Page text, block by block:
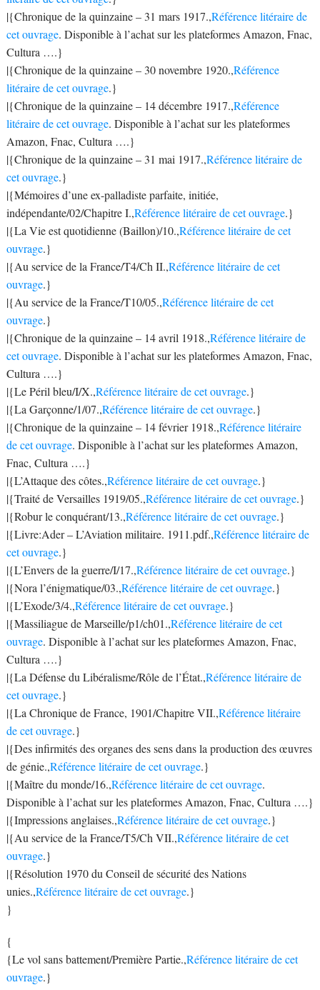
|{Chronique de la quinzaine – 31 mars 1917.,Référence litéraire de
cet ouvrage. Disponible à l’achat sur les plateformes Amazon, Fnac,
Cultura ….}
|{Chronique de la quinzaine – 30 novembre 1920.,Référence
litéraire de cet ouvrage.}
|{Chronique de la quinzaine – 14 décembre 1917.,Référence
litéraire de cet ouvrage. Disponible à l’achat sur les plateformes
Amazon, Fnac, Cultura ….}
|{Chronique de la quinzaine – 31 mai 1917.,Référence litéraire de
cet ouvrage.}
|{Mémoires d’une ex-palladiste parfaite, initiée,
indépendante/02/Chapitre I.,Référence litéraire de cet ouvrage.}
|{La Vie est quotidienne (Baillon)/10.,Référence litéraire de cet
ouvrage.}
|{Au service de la France/T4/Ch II.,Référence litéraire de cet
ouvrage.}
|{Au service de la France/T10/05.,Référence litéraire de cet
ouvrage.}
|{Chronique de la quinzaine – 14 avril 1918.,Référence litéraire de
cet ouvrage. Disponible à l’achat sur les plateformes Amazon, Fnac,
Cultura ….}
|{Le Péril bleu/I/X.,Référence litéraire de cet ouvrage.}
|{La Garçonne/1/07.,Référence litéraire de cet ouvrage.}
|{Chronique de la quinzaine – 14 février 1918.,Référence litéraire
de cet ouvrage. Disponible à l’achat sur les plateformes Amazon,
Fnac, Cultura ….}
|{L’Attaque des côtes.,Référence litéraire de cet ouvrage.}
|{Traité de Versailles 1919/05.,Référence litéraire de cet ouvrage.}
|{Robur le conquérant/13.,Référence litéraire de cet ouvrage.}
|{Livre:Ader – L’Aviation militaire. 1911.pdf.,Référence litéraire de
cet ouvrage.}
|{L’Envers de la guerre/I/17.,Référence litéraire de cet ouvrage.}
|{Nora l’énigmatique/03.,Référence litéraire de cet ouvrage.}
|{L’Exode/3/4.,Référence litéraire de cet ouvrage.}
|{Massiliague de Marseille/p1/ch01.,Référence litéraire de cet
ouvrage. Disponible à l’achat sur les plateformes Amazon, Fnac,
Cultura ….}
|{La Défense du Libéralisme/Rôle de l’État.,Référence litéraire de
cet ouvrage.}
|{La Chronique de France, 1901/Chapitre VII.,Référence litéraire
de cet ouvrage.}
|{Des infirmités des organes des sens dans la production des œuvres
de génie.,Référence litéraire de cet ouvrage.}
|{Maître du monde/16.,Référence litéraire de cet ouvrage.
Disponible à l’achat sur les plateformes Amazon, Fnac, Cultura ….}
|{Impressions anglaises.,Référence litéraire de cet ouvrage.}
|{Au service de la France/T5/Ch VII.,Référence litéraire de cet
ouvrage.}
|{Résolution 1970 du Conseil de sécurité des Nations
unies.,Référence litéraire de cet ouvrage.}
}
{
{Le vol sans battement/Première Partie.,Référence litéraire de cet
ouvrage.}